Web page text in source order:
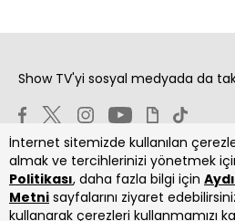
İnternet sitemizde kullanılan
almak ve tercihlerinizi yönetmek
Politikası, daha fazla bilgi için
Metni sayfalarını ziyaret
kullanarak çerezleri kullanmamızı
Show TV'yi sosyal medyada da
Copyright 2026 Show Televizyon